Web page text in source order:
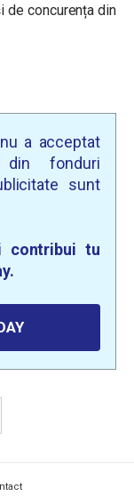
de concurența din
a acceptat
fonduri
sunt
contribui tu